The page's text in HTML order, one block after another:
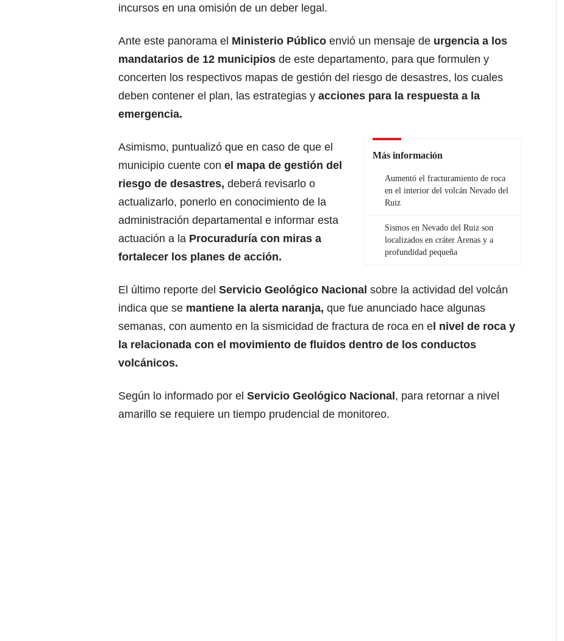
incursos en una omisión de un deber legal.
Ante este panorama el Ministerio Público envió un mensaje de urgencia a los
mandatarios de 12 municipios de este departamento, para que formulen y
concerten los respectivos mapas de gestión del riesgo de desastres, los cuales
deben contener el plan, las estrategias y acciones para la respuesta a la
emergencia.
Más información
Aumentó el fracturamiento de roca
en el interior del volcán Nevado del
Ruiz
Sismos en Nevado del Ruiz son
localizados en cráter Arenas y a
profundidad pequeña
Asimismo, puntualizó que en caso de que el
municipio cuente con el mapa de gestión del
riesgo de desastres, deberá revisarlo o
actualizarlo, ponerlo en conocimiento de la
administración departamental e informar esta
actuación a la Procuraduría con miras a
fortalecer los planes de acción.
El último reporte del Servicio Geológico Nacional sobre la actividad del volcán
indica que se mantiene la alerta naranja, que fue anunciado hace algunas
semanas, con aumento en la sismicidad de fractura de roca en el nivel de roca y
la relacionada con el movimiento de fluidos dentro de los conductos
volcánicos.
Según lo informado por el Servicio Geológico Nacional, para retornar a nivel
amarillo se requiere un tiempo prudencial de monitoreo.